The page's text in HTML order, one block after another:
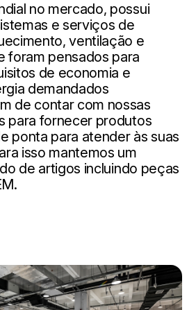
no mercado, possui
e serviços de
ventilação e
foram pensados ​​para
de economia e
demandados
de contar com nossas
para fornecer produtos
ponta para atender às suas
isso mantemos um
de artigos incluindo peças